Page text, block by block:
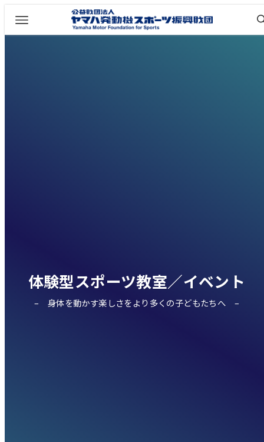
体験型スポーツ教室／イベント
身体を動かす楽しさをより多くの子どもたちへ